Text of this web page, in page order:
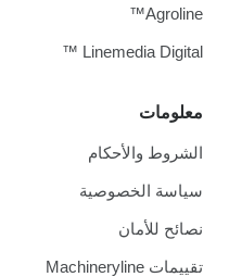
معلومات
الشروط والأحكام
سياسة الخصوصية
نصائح للأمان
تقييمات Machineryline
Agroline™
Linemedia Digital ™